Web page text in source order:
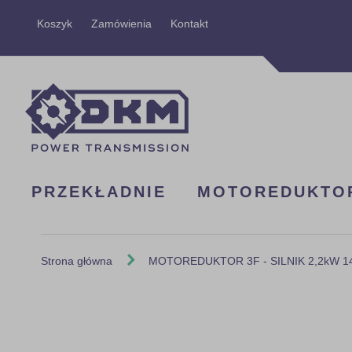
Koszyk Zamówienia KontaktPrzejdź
PRZEKŁADNIE
Strona główna MOTOREDUKTOR 3F - SILNIK 2,2kW